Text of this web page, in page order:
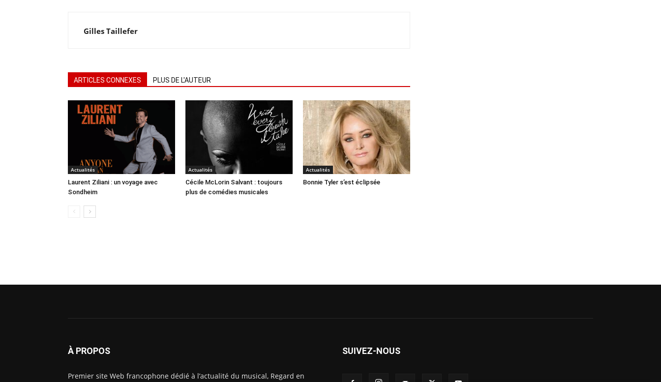
Gilles Taillefer
ARTICLES CONNEXES PLUS DE L'AUTEUR
Actualités
Laurent Ziliani : un voyage avec
Sondheim
Actualités
Cécile McLorin Salvant : toujours
plus de comédies musicales
Actualités
Bonnie Tyler s’est éclipsée
À PROPOS
Premier site Web francophone dédié à l’actualité du musical, Regard en
SUIVEZ-NOUS